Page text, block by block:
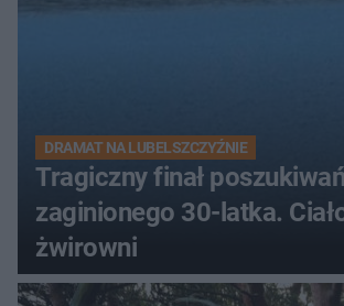
DRAMAT NA LUBELSZCZYŹNIE
Tragiczny finał poszukiwań
zaginionego 30-latka.
żwirowni